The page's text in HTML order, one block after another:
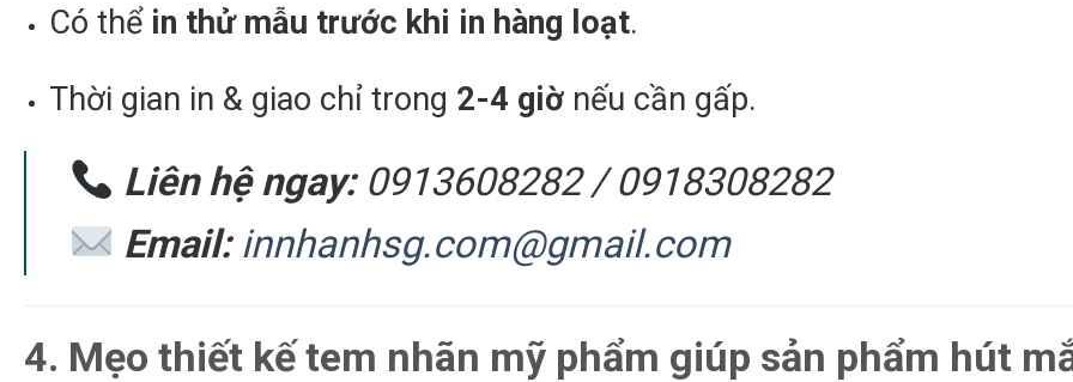
Có thể in thử mẫu trước khi in hàng loạt.
Thời gian in & giao chỉ trong 2-4 giờnếu cần gấp.
Liên hệ ngay:0913608282 / 0918308282
Email: innhanhsg.com@gmail.com
4. Mẹo thiết kế tem nhãn mỹ phẩm giúp sản phẩm hút